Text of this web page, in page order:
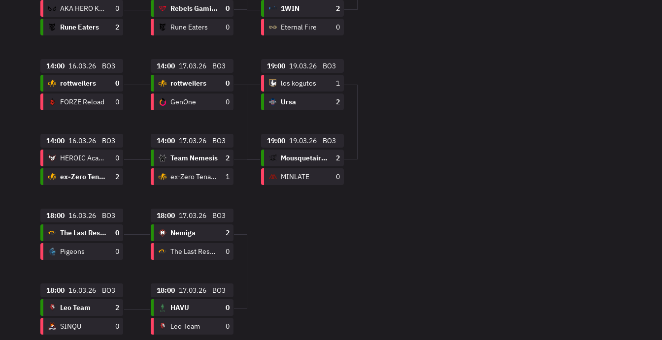
AKA HERO KAJO
0
Rune Eaters 2
14:00 16.03.26
BO3
rottweilers
0
FORZE Reload 0
14:00 16.03.26
BO3
HEROIC Academy
0
ex-Zero Tenacity 2
18:00 16.03.26
BO3
The Last Resort
0
Pigeons 0
18:00 16.03.26
BO3
Leo Team
2
SINQU 0
Rebels Gaming
0
Rune Eaters 0
14:00 17.03.26
BO3
rottweilers
0
GenOne 0
14:00 17.03.26
BO3
Team Nemesis
2
ex-Zero Tenacity 1
18:00 17.03.26
BO3
Nemiga
2
The Last Resort 0
18:00 17.03.26
BO3
HAVU
0
Leo Team 0
1WIN
2
Eternal Fire 0
19:00 19.03.26
BO3
los kogutos
1
Ursa 2
19:00 19.03.26
BO3
Mousquetaires
2
MINLATE 0